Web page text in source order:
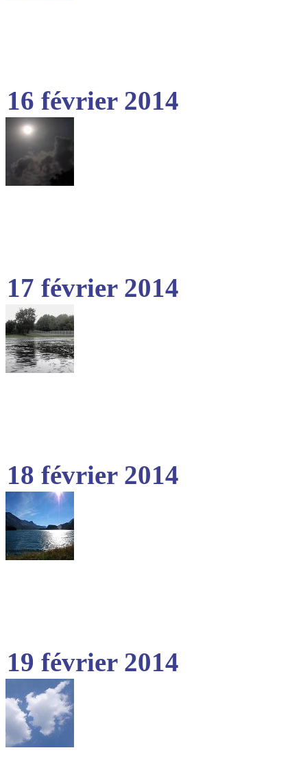
16 février 2014
17 février 2014
18 février 2014
19 février 2014